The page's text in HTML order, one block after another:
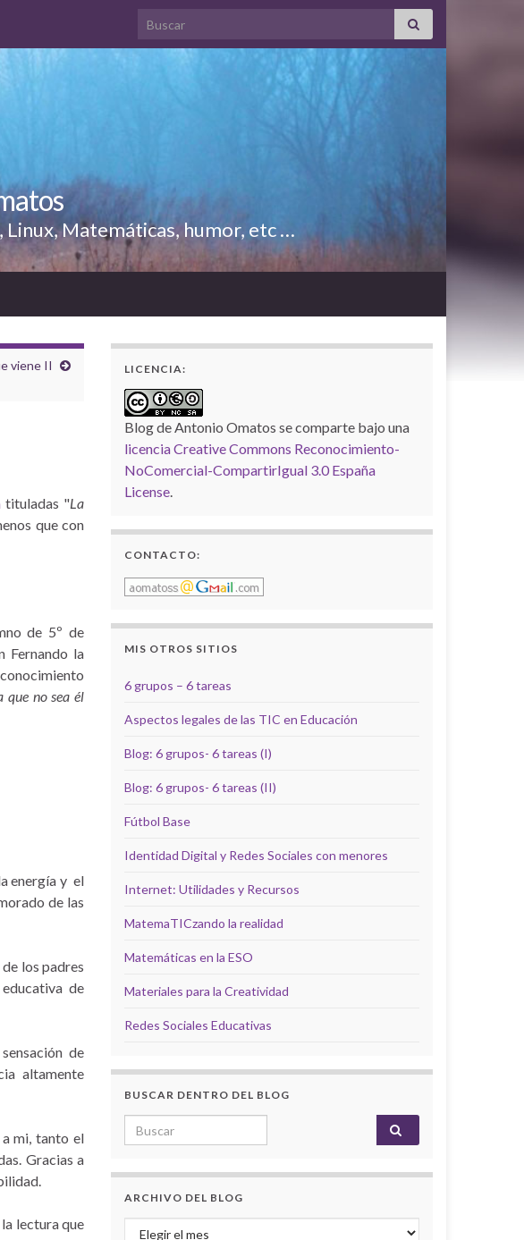
Search for:
Linux, Matemáticas, humor, etc …
viene II
tituladas "La
que con
de 5º de
Fernando la
que no sea él
energía y el
de las
los padres
de
de
altamente
mi, tanto el
Gracias a
lectura que
LICENCIA:
Blog de Antonio Omatos se comparte bajo una
licencia Creative Commons Reconocimiento-
NoComercial-CompartirIgual 3.0 España
License.
CONTACTO:
MIS OTROS SITIOS
6 grupos – 6 tareas
Aspectos legales de las TIC en Educación
Blog: 6 grupos- 6 tareas (I)
Blog: 6 grupos- 6 tareas (II)
Fútbol Base
Identidad Digital y Redes Sociales con menores
Internet: Utilidades y Recursos
MatemaTICzando la realidad
Matemáticas en la ESO
Materiales para la Creatividad
Redes Sociales Educativas
BUSCAR DENTRO DEL BLOG
Search for:
ARCHIVO DEL BLOG
Archivo del Blog